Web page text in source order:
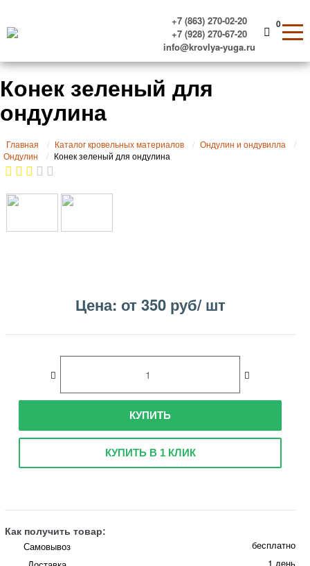
+7 (863) 270-02-20
+7 (928) 270-67-20
info@krovlya-yuga.ru
0
Конек зеленый для
ондулина
Главная Каталог кровельных материалов
Ондулин и ондувилла
Ондулин
Конек зеленый для ондулина
Цена: от 350 руб/ шт
КУПИТЬ
КУПИТЬ В 1 КЛИК
Как получить товар:
Самовывоз
бесплатно
1 день